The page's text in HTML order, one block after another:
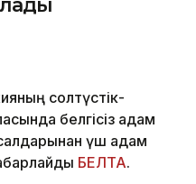
солтүстік-
белгісіз адам
үш адам
БЕЛТА.